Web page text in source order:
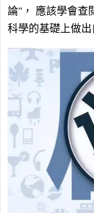
論"， 應該學會查
科學的基礎上做出